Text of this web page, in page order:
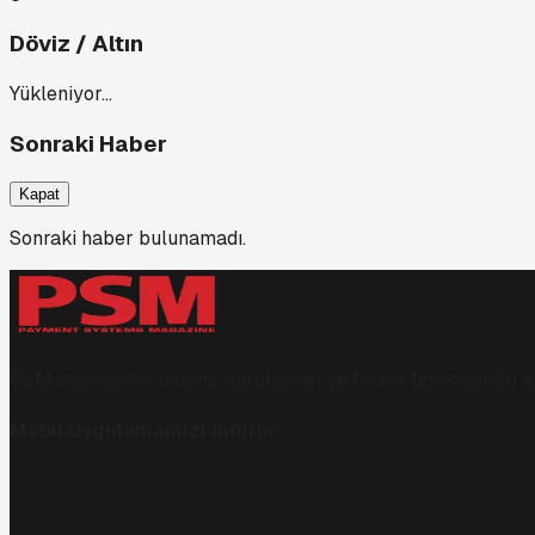
Döviz / Altın
Yükleniyor…
Sonraki Haber
Kapat
Sonraki haber bulunamadı.